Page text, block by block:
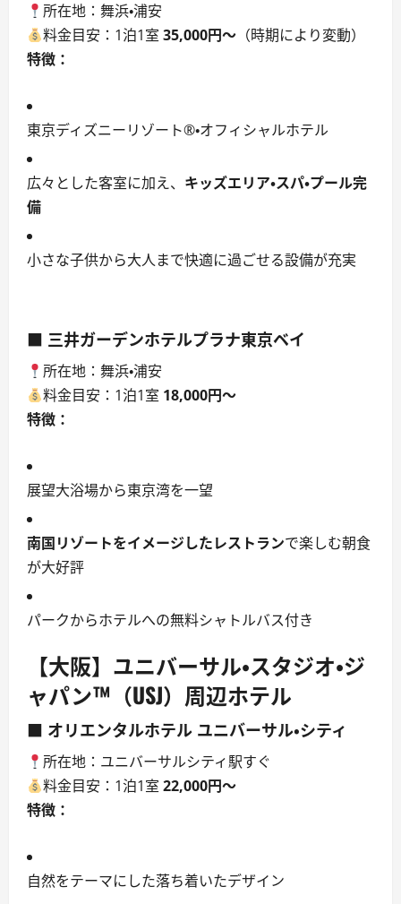
所在地：舞浜・浦安
料金目安：1泊1室35,000円〜 （時期により変動）
特徴：
東京ディズニーリゾート®・オフィシャルホテル
広々とした客室に加え、 キッズエリア・スパ・プール完
備
小さな子供から大人まで快適に過ごせる設備が充実
■ 三井ガーデンホテルプラナ東京ベイ
所在地：舞浜・浦安
料金目安：1泊1室 18,000円〜
特徴：
展望大浴場から東京湾を一望
南国リゾートをイメージしたレストランで楽しむ朝食
が大好評
パークからホテルへの無料シャトルバス付き
【大阪】ユニバーサル・スタジオ・ジ
ャパン™（USJ）周辺ホテル
■ オリエンタルホテル ユニバーサル・シティ
所在地：ユニバーサルシティ駅すぐ
料金目安：1泊1室22,000円〜
特徴：
自然をテーマにした落ち着いたデザイン